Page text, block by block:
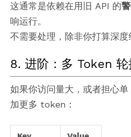
这通常是依赖在用旧 API 的
响运行。
不需要处理，除非你打算深度
8. 进阶：多 Token 轮
如果你访问量大，或者担心
加更多 token：